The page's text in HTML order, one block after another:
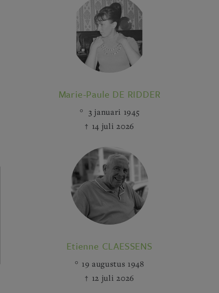
Marie-Paule DE RIDDER
3 januari 1945
14 juli 2026
Etienne CLAESSENS
19 augustus 1948
12 juli 2026